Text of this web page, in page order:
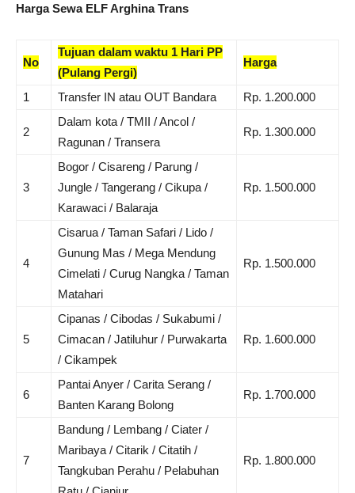
Harga Sewa ELF Arghina Trans
No
Tujuan dalam waktu 1 Hari PP
(Pulang Pergi)
Harga
1 Transfer IN atau OUT Bandara Rp. 1.200.000
2
Dalam kota / TMII / Ancol /
Ragunan / Transera
Rp. 1.300.000
3
Bogor / Cisareng / Parung /
Jungle / Tangerang / Cikupa /
Karawaci / Balaraja
Rp. 1.500.000
4
Cisarua / Taman Safari / Lido /
Gunung Mas / Mega Mendung
Cimelati / Curug Nangka / Taman
Matahari
Rp. 1.500.000
5
Cipanas / Cibodas / Sukabumi /
Cimacan / Jatiluhur / Purwakarta
/ Cikampek
Rp. 1.600.000
6
Pantai Anyer / Carita Serang /
Banten Karang Bolong
Rp. 1.700.000
7
Bandung / Lembang / Ciater /
Maribaya / Citarik / Citatih /
Tangkuban Perahu / Pelabuhan
Rp. 1.800.000